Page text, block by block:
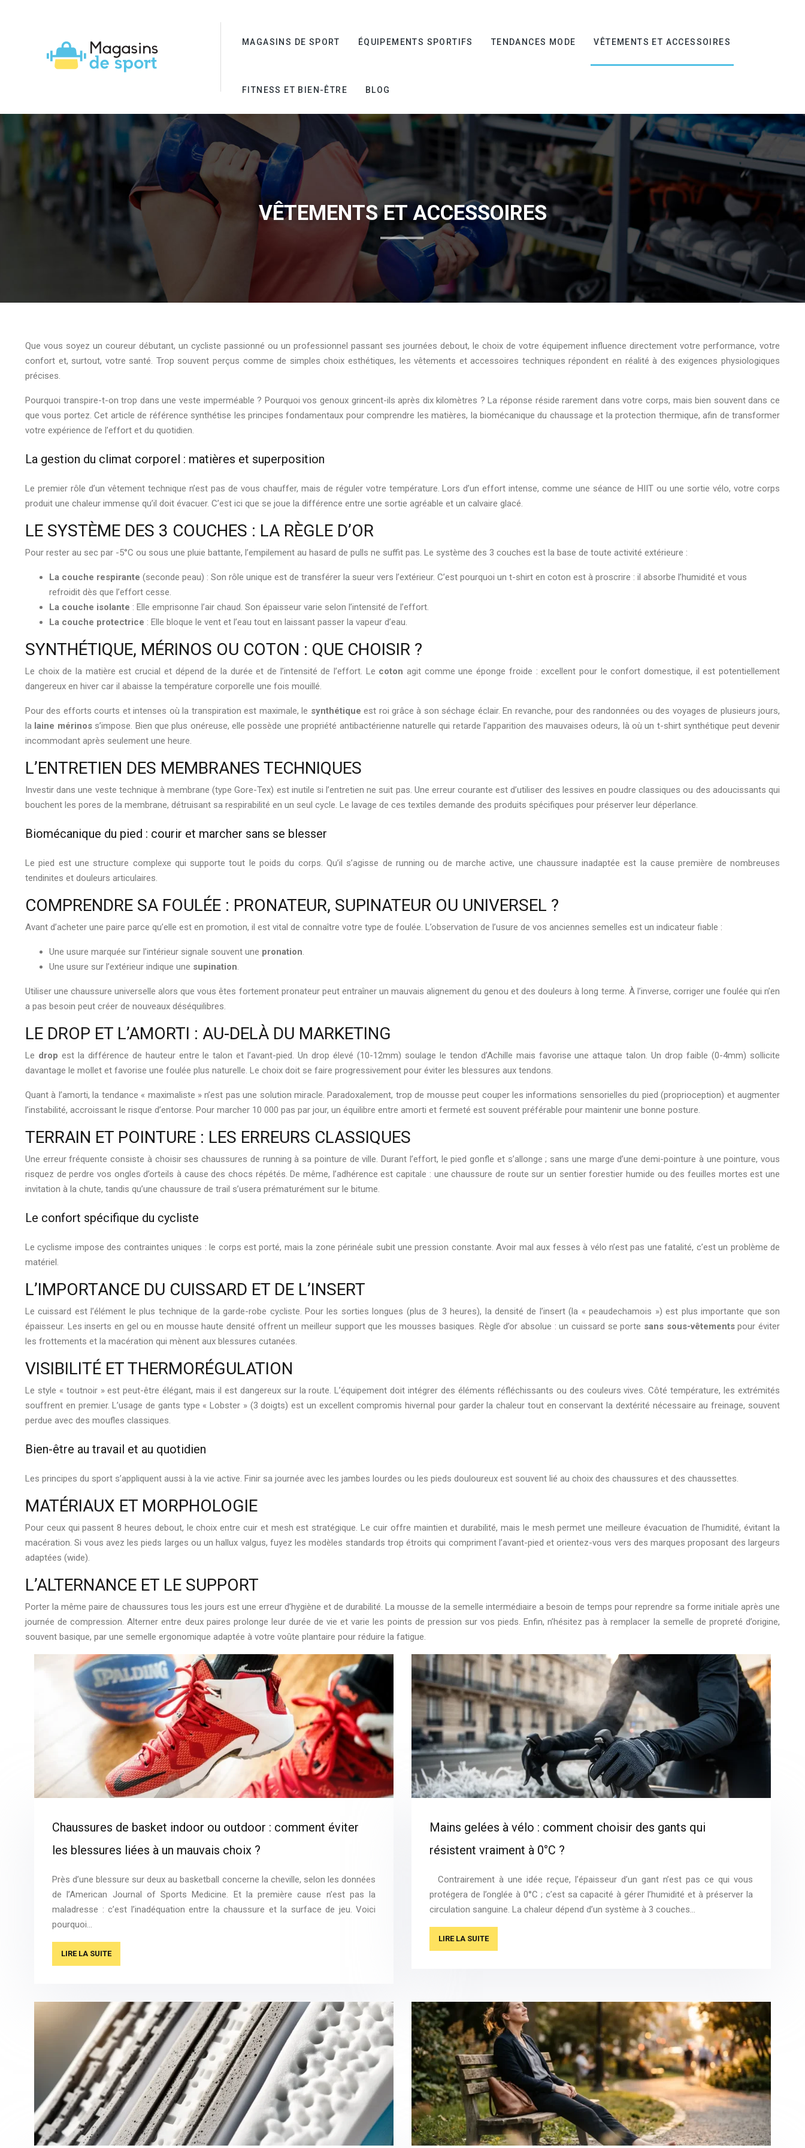
MAGASINS DE SPORT ÉQUIPEMENTS SPORTIFS TENDANCES MODE VÊTEMENTS ET ACCESSOIRES
FITNESS ET BIEN-ÊTRE BLOG
VÊTEMENTS ET ACCESSOIRES
Que vous soyez un coureur débutant, un cycliste passionné ou un professionnel passant ses journées debout, le choix de votre équipement influence directement votre performance, votre
confort et, surtout, votre santé. Trop souvent perçus comme de simples choix esthétiques, les vêtements et accessoires techniques répondent en réalité à des exigences physiologiques
précises.
Pourquoi transpire-t-on trop dans une veste imperméable ? Pourquoi vos genoux grincent-ils après dix kilomètres ? La réponse réside rarement dans votre corps, mais bien souvent dans ce
que vous portez. Cet article de référence synthétise les principes fondamentaux pour comprendre les matières, la biomécanique du chaussage et la protection thermique, afin de transformer
votre expérience de l’effort et du quotidien.
La gestion du climat corporel : matières et superposition
Le premier rôle d’un vêtement technique n’est pas de vous chauffer, mais de réguler votre température. Lors d’un effort intense, comme une séance de HIIT ou une sortie vélo, votre corps
produit une chaleur immense qu’il doit évacuer. C’est ici que se joue la différence entre une sortie agréable et un calvaire glacé.
LE SYSTÈME DES 3 COUCHES : LA RÈGLE D’OR
Pour rester au sec par -5°C ou sous une pluie battante, l’empilement au hasard de pulls ne suffit pas. Le système des 3 couches est la base de toute activité extérieure :
La couche respirante (seconde peau) : Son rôle unique est de transférer la sueur vers l’extérieur. C’est pourquoi un t-shirt en coton est à proscrire : il absorbe l’humidité et vous
refroidit dès que l’effort cesse.
La couche isolante : Elle emprisonne l’air chaud. Son épaisseur varie selon l’intensité de l’effort.
La couche protectrice : Elle bloque le vent et l’eau tout en laissant passer la vapeur d’eau.
SYNTHÉTIQUE, MÉRINOS OU COTON : QUE CHOISIR ?
Le choix de la matière est crucial et dépend de la durée et de l’intensité de l’effort. Le coton agit comme une éponge froide : excellent pour le confort domestique, il est potentiellement
dangereux en hiver car il abaisse la température corporelle une fois mouillé.
Pour des efforts courts et intenses où la transpiration est maximale, le synthétique est roi grâce à son séchage éclair. En revanche, pour des randonnées ou des voyages de plusieurs jours,
la laine mérinoss’impose. Bien que plus onéreuse, elle possède une propriété antibactérienne naturelle qui retarde l’apparition des mauvaises odeurs, là où un t-shirt synthétique peut devenir
incommodant après seulement une heure.
L’ENTRETIEN DES MEMBRANES TECHNIQUES
Investir dans une veste technique à membrane (type Gore-Tex) est inutile si l’entretien ne suit pas. Une erreur courante est d’utiliser des lessives en poudre classiques ou des adoucissants qui
bouchent les pores de la membrane, détruisant sa respirabilité en un seul cycle. Le lavage de ces textiles demande des produits spécifiques pour préserver leur déperlance.
Biomécanique du pied : courir et marcher sans se blesser
Le pied est une structure complexe qui supporte tout le poids du corps. Qu’il s’agisse de running ou de marche active, une chaussure inadaptée est la cause première de nombreuses
tendinites et douleurs articulaires.
COMPRENDRE SA FOULÉE : PRONATEUR, SUPINATEUR OU UNIVERSEL ?
Avant d’acheter une paire parce qu’elle est en promotion, il est vital de connaître votre type de foulée. L’observation de l’usure de vos anciennes semelles est un indicateur fiable :
Une usure marquée sur l’intérieur signale souvent une pronation
Une usure sur l’extérieur indique une supination
Utiliser une chaussure universelle alors que vous êtes fortement pronateur peut entraîner un mauvais alignement du genou et des douleurs à long terme. À l’inverse, corriger une foulée qui n’en
a pas besoin peut créer de nouveaux déséquilibres.
LE DROP ET L’AMORTI : AU-DELÀ DU MARKETING
Le drop est la différence de hauteur entre le talon et l’avant-pied. Un drop élevé (10-12mm) soulage le tendon d’Achille mais favorise une attaque talon. Un drop faible (0-4mm) sollicite
davantage le mollet et favorise une foulée plus naturelle. Le choix doit se faire progressivement pour éviter les blessures aux tendons.
Quant à l’amorti, la tendance « maximaliste » n’est pas une solution miracle. Paradoxalement, trop de mousse peut couper les informations sensorielles du pied (proprioception) et augmenter
l’instabilité, accroissant le risque d’entorse. Pour marcher 10 000 pas par jour, un équilibre entre amorti et fermeté est souvent préférable pour maintenir une bonne posture.
TERRAIN ET POINTURE : LES ERREURS CLASSIQUES
Une erreur fréquente consiste à choisir ses chaussures de running à sa pointure de ville. Durant l’effort, le pied gonfle et s’allonge ; sans une marge d’une demi-pointure à une pointure, vous
risquez de perdre vos ongles d’orteils à cause des chocs répétés. De même, l’adhérence est capitale : une chaussure de route sur un sentier forestier humide ou des feuilles mortes est une
invitation à la chute, tandis qu’une chaussure de trail s’usera prématurément sur le bitume.
Le confort spécifique du cycliste
Le cyclisme impose des contraintes uniques : le corps est porté, mais la zone périnéale subit une pression constante. Avoir mal aux fesses à vélo n’est pas une fatalité, c’est un problème de
matériel.
L’IMPORTANCE DU CUISSARD ET DE L’INSERT
Le cuissard est l’élément le plus technique de la garde-robe cycliste. Pour les sorties longues (plus de 3 heures), la densité de l’insert (la « peaudechamois ») est plus importante que son
épaisseur. Les inserts en gel ou en mousse haute densité offrent un meilleur support que les mousses basiques. Règle d’or absolue : un cuissard se porte sans sous-vêtementspour éviter
les frottements et la macération qui mènent aux blessures cutanées.
VISIBILITÉ ET THERMORÉGULATION
Le style « toutnoir » est peut-être élégant, mais il est dangereux sur la route. L’équipement doit intégrer des éléments réfléchissants ou des couleurs vives. Côté température, les extrémités
souffrent en premier. L’usage de gants type « Lobster » (3 doigts) est un excellent compromis hivernal pour garder la chaleur tout en conservant la dextérité nécessaire au freinage, souvent
perdue avec des moufles classiques.
Bien-être au travail et au quotidien
Les principes du sport s’appliquent aussi à la vie active. Finir sa journée avec les jambes lourdes ou les pieds douloureux est souvent lié au choix des chaussures et des chaussettes.
MATÉRIAUX ET MORPHOLOGIE
Pour ceux qui passent 8 heures debout, le choix entre cuir et mesh est stratégique. Le cuir offre maintien et durabilité, mais le mesh permet une meilleure évacuation de l’humidité, évitant la
macération. Si vous avez les pieds larges ou un hallux valgus, fuyez les modèles standards trop étroits qui compriment l’avant-pied et orientez-vous vers des marques proposant des largeurs
adaptées (wide).
L’ALTERNANCE ET LE SUPPORT
Porter la même paire de chaussures tous les jours est une erreur d’hygiène et de durabilité. La mousse de la semelle intermédiaire a besoin de temps pour reprendre sa forme initiale après une
journée de compression. Alterner entre deux paires prolonge leur durée de vie et varie les points de pression sur vos pieds. Enfin, n’hésitez pas à remplacer la semelle de propreté d’origine,
souvent basique, par une semelle ergonomique adaptée à votre voûte plantaire pour réduire la fatigue.
Chaussures de basket indoor ou outdoor : comment éviter
les blessures liées à un mauvais choix ?
Près d’une blessure sur deux au basketball concerne la cheville, selon les données
de l’American Journal of Sports Medicine. Et la première cause n’est pas la
maladresse : c’est l’inadéquation entre la chaussure et la surface de jeu. Voici
pourquoi…
LIRE LA SUITE
Mains gelées à vélo : comment choisir des gants qui
résistent vraiment à 0°C ?
Contrairement à une idée reçue, l’épaisseur d’un gant n’est pas ce qui vous
protégera de l’onglée à 0°C ; c’est sa capacité à gérer l’humidité et à préserver la
circulation sanguine. La chaleur dépend d’un système à 3 couches…
LIRE LA SUITE